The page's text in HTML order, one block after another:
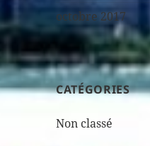
octobre 2017
CATÉGORIES
Non classé